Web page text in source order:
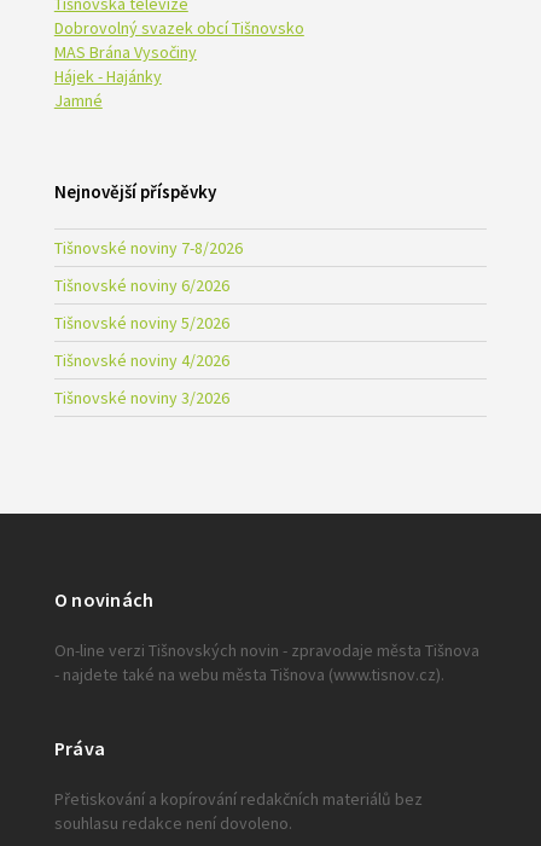
Dobrovolný svazek obcí Tišnovsko
MAS Brána Vysočiny
Hájek - Hajánky
Jamné
Nejnovější příspěvky
Tišnovské noviny 7-8/2026
Tišnovské noviny 6/2026
Tišnovské noviny 5/2026
Tišnovské noviny 4/2026
Tišnovské noviny 3/2026
O novinách
On-line verzi Tišnovských novin - zpravodaje města Tišnova
- najdete také na webu města Tišnova (www.tisnov.cz).
Práva
Přetiskování a kopírování redakčních materiálů bez
souhlasu redakce není dovoleno.